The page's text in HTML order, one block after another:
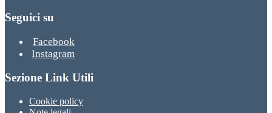
Seguici su
Facebook
Instagram
Sezione Link Utili
Cookie policy